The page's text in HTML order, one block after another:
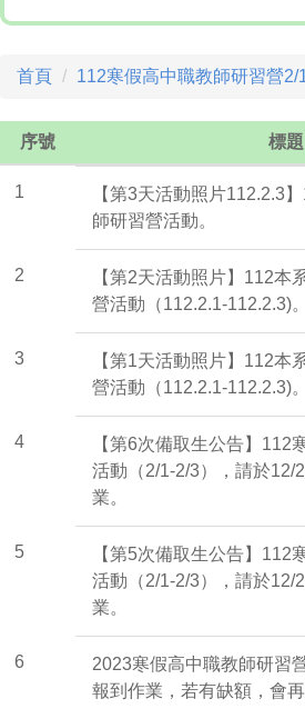
首頁 112寒假高中職教師研習營2/
序號 標題
1
【第3天活動照片112.2.3
師研習營活動。
2
【第2天活動照片】112本
營活動（112.2.1-112.2.3)。
3
【第1天活動照片】112本
營活動（112.2.1-112.2.3)。
4
【第6次備取生公告】112
活動（2/1-2/3），請於12/
業。
5
【第5次備取生公告】112
活動（2/1-2/3），請於12/
業。
6
2023寒假高中職教師研習
報到作業，若有缺額，會